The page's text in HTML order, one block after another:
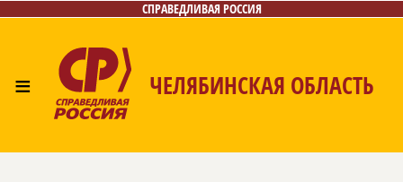
СПРАВЕДЛИВАЯ РОССИЯ
≡ ЧЕЛЯБИНСКАЯ ОБЛАСТЬ